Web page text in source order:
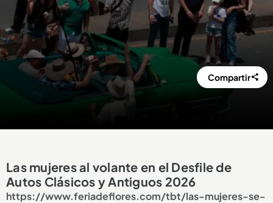
Compartir
Las mujeres al volante en el Desfile de
Autos Clásicos y Antiguos 2026
https://www.feriadeflores.com/tbt/las-mujeres-se-